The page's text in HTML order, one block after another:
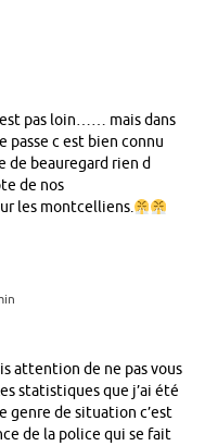
pas loin…… mais dans
passe c est bien connu
de beauregard rien d
de nos
les montcelliens.
attention de ne pas vous
statistiques que j’ai été
genre de situation c’est
de la police qui se fait